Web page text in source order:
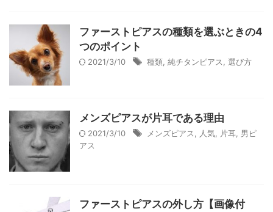
ファーストピアスの種類を選ぶときの4
つのポイント
2021/3/10 種類 純チタンピアス 選び方
メンズピアスが片耳である理由
2021/3/10 メンズピアス 人気 片耳 男ピ
アス
ファーストピアスの外し方【画像付